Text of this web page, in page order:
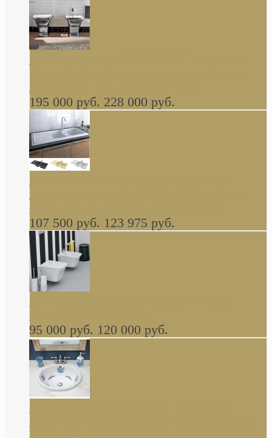
Butterfly Scarabeo КОМПЛЕКТ санфаянса
глянцевая платина В НАЛИЧИИ
195 000 руб. 228 000 руб.
керамическая мойка 1160 x 510 мм белая,
серая, черная, бежевая В НАЛИЧИИ
107 500 руб. 123 975 руб.
навесное КОМПЛЕКТ
95 000 руб. 120 000 руб.
Decorated Bathroom раковина овальная
встраиваемая для ванной с рисунком синяя